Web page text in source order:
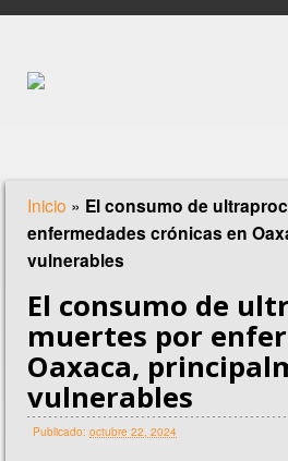
Inicio » El consumo de
enfermedades crónicas en
vulnerables
El consumo de
muertes por
Oaxaca,
vulnerables
Publicado: octubre 22, 2024